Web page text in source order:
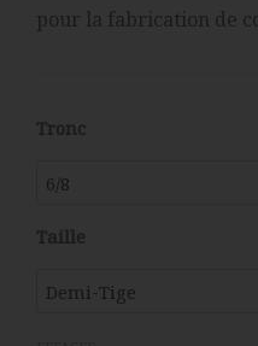
pour la fabrication de
Tronc
Taille
quantité
Prunier
de